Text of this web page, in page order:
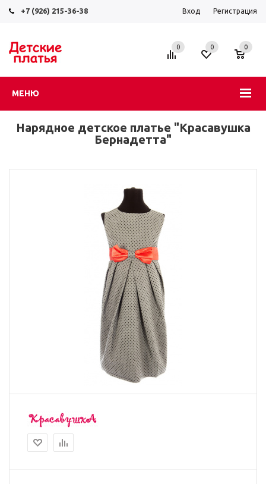
+7 (926) 215-36-38 Вход Регистрация
МЕНЮ
0 0 0
Нарядное детское платье "Красавушка
Бернадетта"